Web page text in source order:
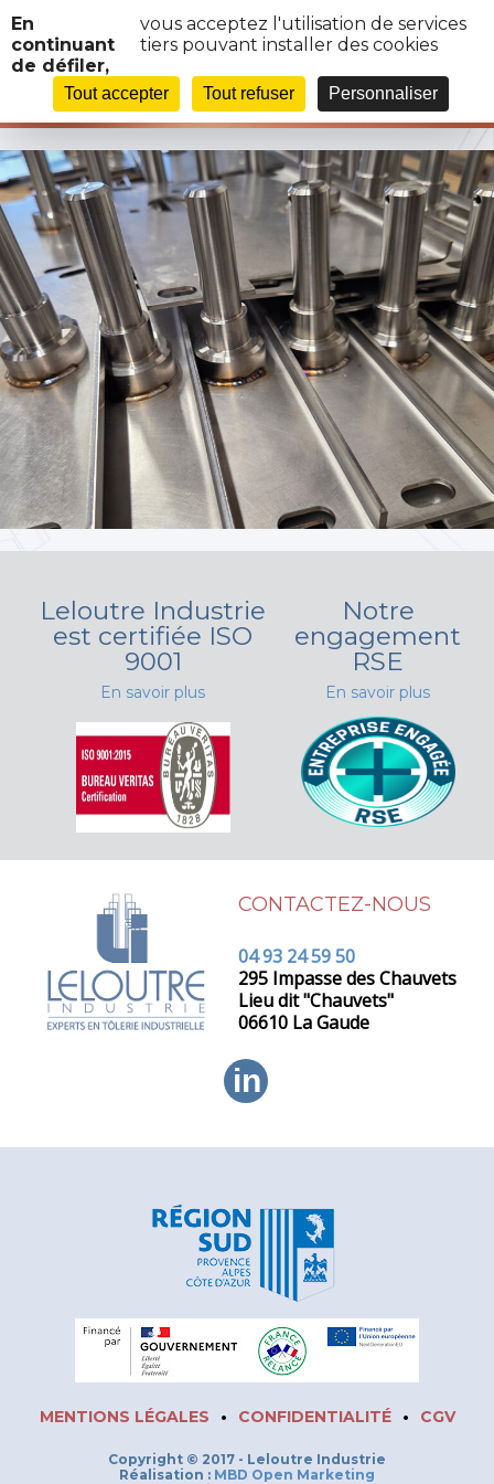
IMAGE-USINAGE2
Leloutre Industrie
est certifiée ISO
9001
En savoir plus
Notre
engagement
RSE
En savoir plus
CONTACTEZ-NOUS
04 93 24 59 50
295 Impasse des Chauvets
Lieu dit "Chauvets"
06610 La Gaude
in
MENTIONS LÉGALES • CONFIDENTIALITÉ • CGV
Copyright © 2017 - Leloutre Industrie
Réalisation : MBD Open Marketing
Panneau de gestion des cookies
En
continuant
de défiler,
vous acceptez l'utilisation de services
tiers pouvant installer des cookies
Tout accepter Tout refuser Personnaliser